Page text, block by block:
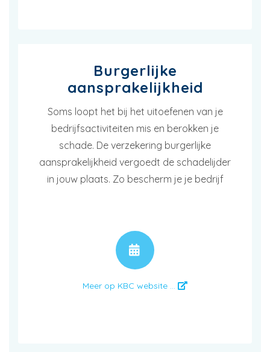
Burgerlijke
aansprakelijkheid
Soms loopt het bij het uitoefenen van je
bedrijfsactiviteiten mis en berokken je
schade. De verzekering burgerlijke
aansprakelijkheid vergoedt de schadelijder
in jouw plaats. Zo bescherm je je bedrijf
Meer op KBC website ...